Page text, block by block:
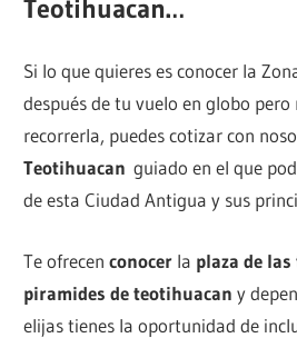
Teotihuacan…
Si lo que quieres es conocer la
después de tu vuelo en globo pero
recorrerla, puedes cotizar con
Teotihuacanguiado en el que
de esta Ciudad Antigua y sus
Te ofrecenconocer la plaza de
piramides de teotihuacan y
elijas tienes la oportunidad de